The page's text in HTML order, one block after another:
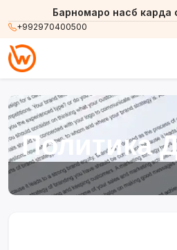
+992970400500
Барномаро насб карда
Политика